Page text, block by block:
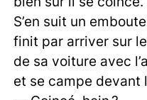
S’en suit un
finit par arriver sur
de sa voiture avec
et se campe devant